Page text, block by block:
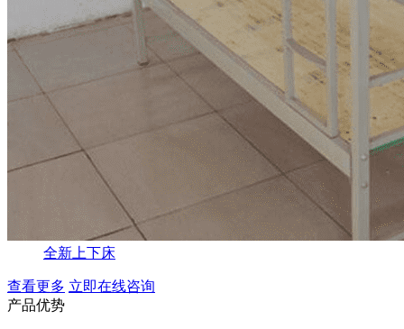
全新上下床
查看更多 立即在线咨询
产品优势